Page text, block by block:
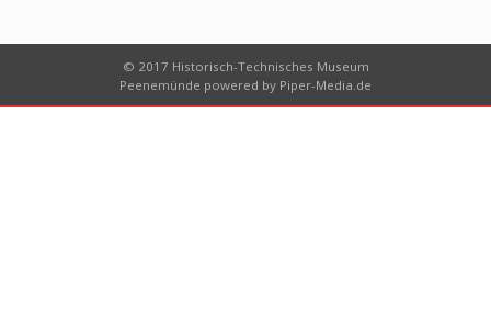
© 2017 Historisch-Technisches Museum
Peenemünde powered by Piper-Media.de